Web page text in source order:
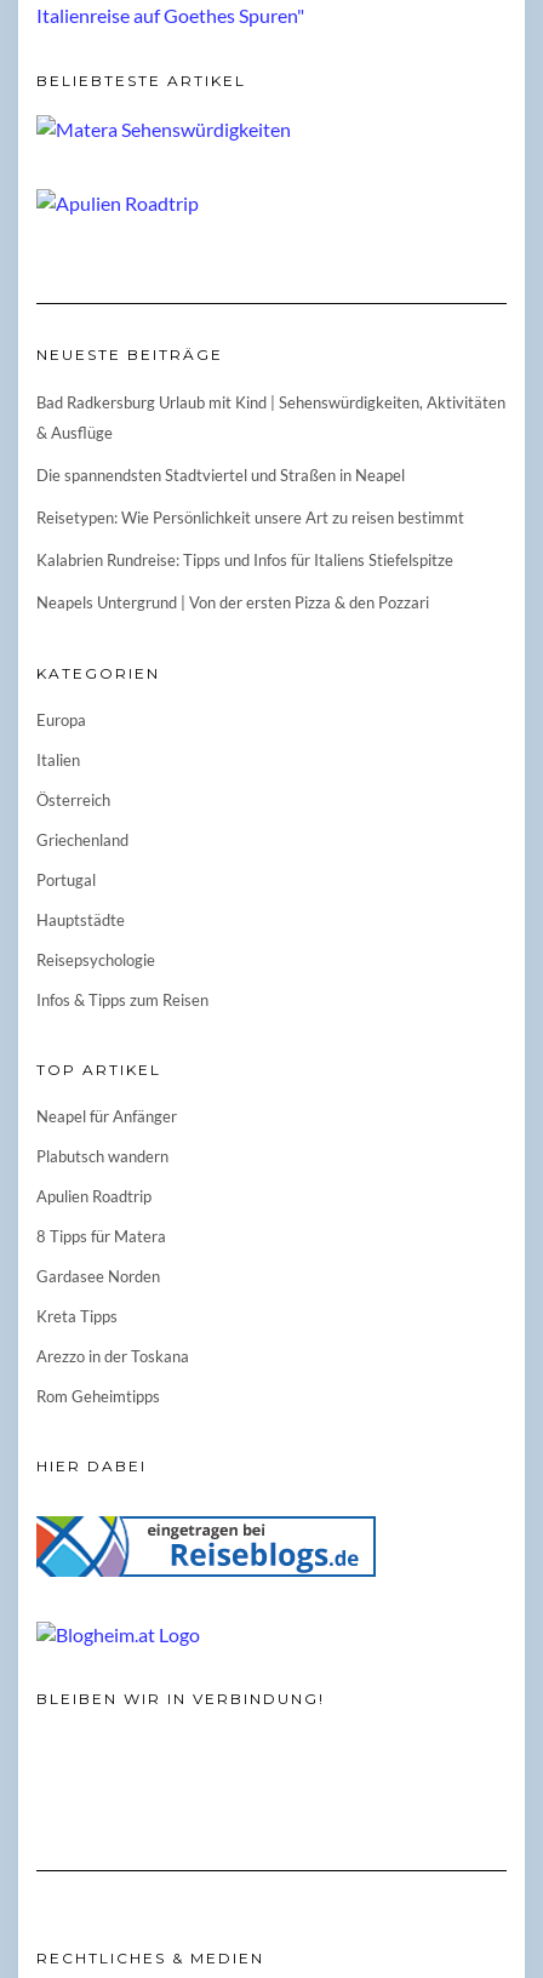
BELIEBTESTE ARTIKEL
NEUESTE BEITRÄGE
Bad Radkersburg Urlaub mit Kind | Sehenswürdigkeiten, Aktivitäten
& Ausflüge
Die spannendsten Stadtviertel und Straßen in Neapel
Reisetypen: Wie Persönlichkeit unsere Art zu reisen bestimmt
Kalabrien Rundreise: Tipps und Infos für Italiens Stiefelspitze
Neapels Untergrund | Von der ersten Pizza & den Pozzari
KATEGORIEN
Europa
Italien
Österreich
Griechenland
Portugal
Hauptstädte
Reisepsychologie
Infos & Tipps zum Reisen
TOP ARTIKEL
Neapel für Anfänger
Plabutsch wandern
Apulien Roadtrip
8 Tipps für Matera
Gardasee Norden
Kreta Tipps
Arezzo in der Toskana
Rom Geheimtipps
HIER DABEI
BLEIBEN WIR IN VERBINDUNG!
RECHTLICHES & MEDIEN